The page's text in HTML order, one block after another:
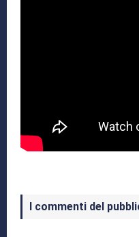
I commenti del